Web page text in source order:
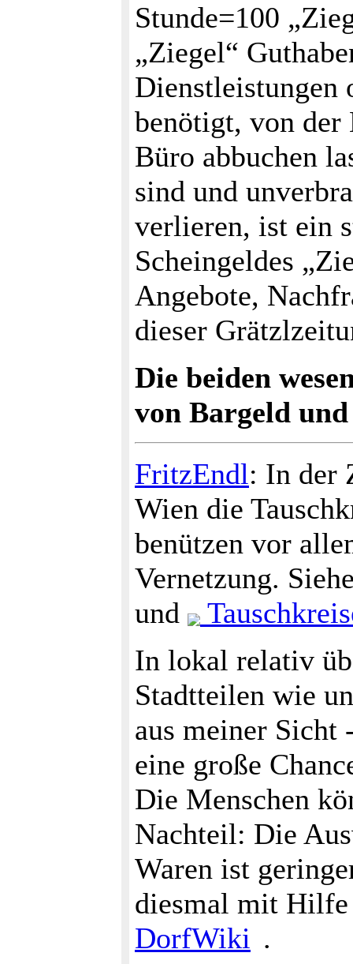
Stunde=100
„Ziegel“
Dienstleistungen
benötigt, von der
Büro abbuchen
sind und
verlieren, ist ein
Scheingeldes
Angebote,
dieser
Die beiden
von Bargeld
FritzEndl: In der
Wien die
benützen vor
Vernetzung.
und
In lokal relativ
Stadtteilen wie
aus meiner Sicht
eine große
Die Menschen
Nachteil: Die
Waren ist
diesmal mit
DorfWiki .